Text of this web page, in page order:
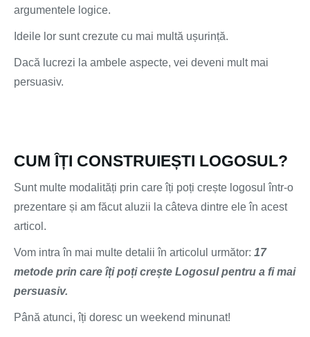
argumentele logice.
Ideile lor sunt crezute cu mai multă ușurință.
Dacă lucrezi la ambele aspecte, vei deveni mult mai
persuasiv.
CUM ÎȚI CONSTRUIEȘTI LOGOSUL?
Sunt multe modalități prin care îți poți crește logosul într-o
prezentare și am făcut aluzii la câteva dintre ele în acest
articol.
Vom intra în mai multe detalii în articolul următor: 17
metode prin care îți poți crește Logosul pentru a fi mai
persuasiv.
Până atunci, îți doresc un weekend minunat!